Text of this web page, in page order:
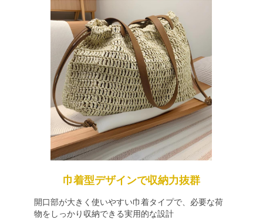
巾着型デザインで収納力抜群
開口部が大きく使いやすい巾着タイプで、必要な荷
物をしっかり収納できる実用的な設計